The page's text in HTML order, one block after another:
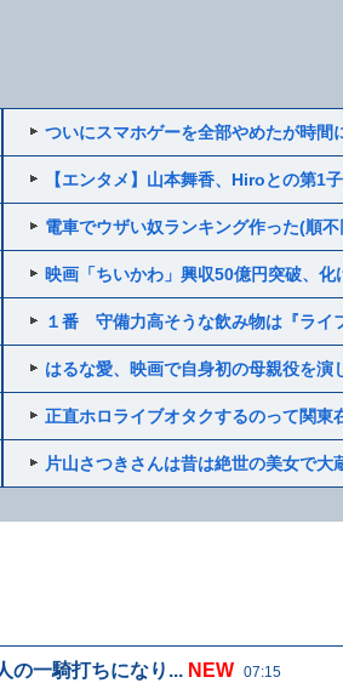
ついにスマホゲーを全部やめたが時間
【エンタメ】山本舞香、Hiroとの第1
電車でウザい奴ランキング作った(順不
映画「ちいかわ」興収50億円突破、化
１番 守備力高そうな飲み物は『ライ
はるな愛、映画で自身初の母親役を演
正直ホロライブオタクするのって関東
片山さつきさんは昔は絶世の美女で大
の一騎打ちになり... NEW 07:15